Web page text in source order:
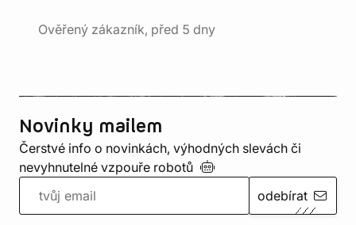
Ověřený zákazník, před 5 dny
Novinky mailem
Čerstvé info o novinkách, výhodných slevách či
nevyhnutelné vzpouře robotů
odebírat